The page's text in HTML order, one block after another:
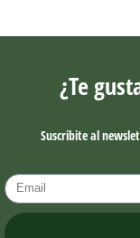
¿Te
Suscribite al